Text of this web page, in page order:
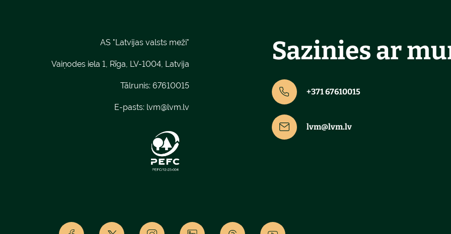
AS "Latvijas valsts meži"
Vaiņodes iela 1, Rīga, LV-1004, Latvija
Tālrunis: 67610015
E-pasts: lvm@lvm.lv
Sazinies ar
+371 67610015
lvm@lvm.lv